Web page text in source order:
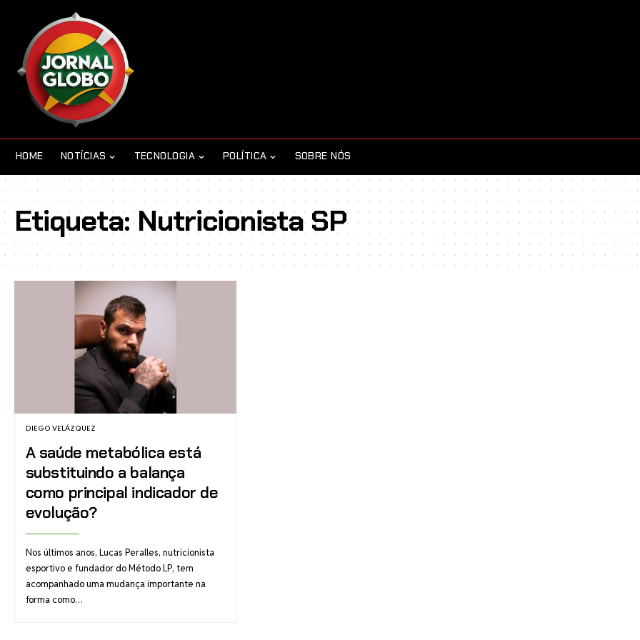
HOME NOTÍCIAS TECNOLOGIA POLÍTICA SOBRE NÓS
Etiqueta:Nutricionista SP
DIEGO VELÁZQUEZ
A saúde metabólica está
substituindo a balança
como principal indicador de
evolução?
Nos últimos anos, Lucas Peralles, nutricionista
esportivo e fundador do Método LP, tem
acompanhado uma mudança importante na
forma como…